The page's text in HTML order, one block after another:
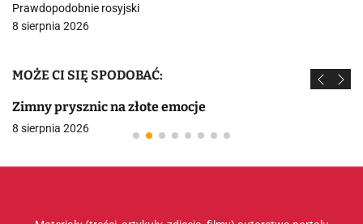
Prawdopodobnie rosyjski
8 sierpnia 2026
MOŻE CI SIĘ SPODOBAĆ:
Zimny prysznic na złote emocje
8 sierpnia 2026